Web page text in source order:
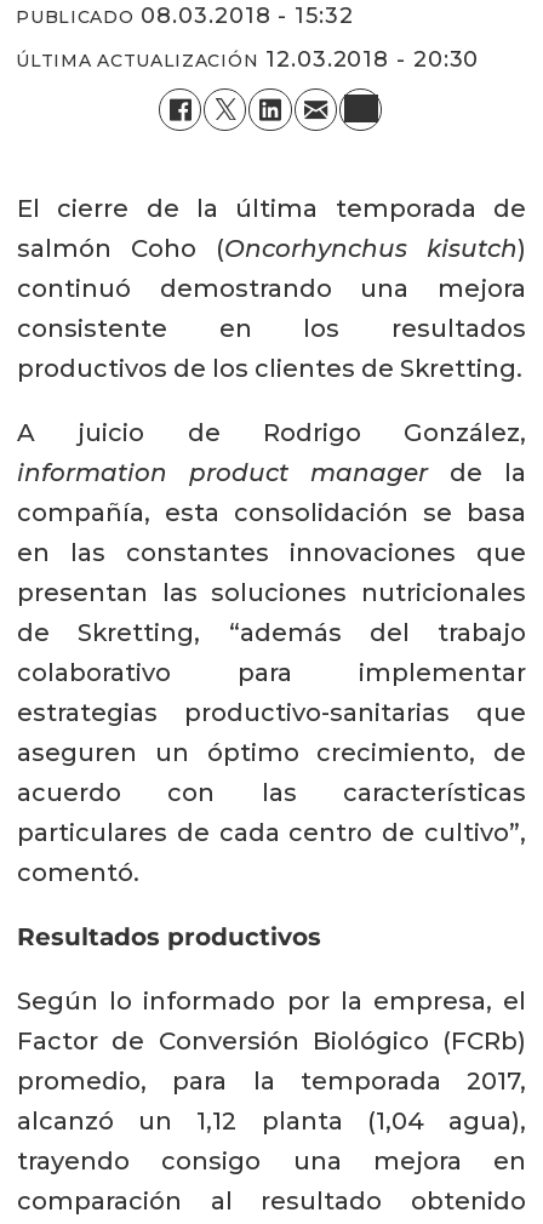
PUBLICADO 08.03.2018 - 15:32
ÚLTIMA ACTUALIZACIÓN 12.03.2018 - 20:30
El cierre de la última temporada de
salmón Coho (Oncorhynchus kisutch)
continuó demostrando una mejora
consistente en los resultados
productivos de los clientes de Skretting.
A juicio de Rodrigo González,
information product manager de la
compañía, esta consolidación se basa
en las constantes innovaciones que
presentan las soluciones nutricionales
de Skretting, “además del trabajo
colaborativo para implementar
estrategias productivo-sanitarias que
aseguren un óptimo crecimiento, de
acuerdo con las características
particulares de cada centro de cultivo”,
comentó.
Resultados productivos
Según lo informado por la empresa, el
Factor de Conversión Biológico (FCRb)
promedio, para la temporada 2017,
alcanzó un 1,12 planta (1,04 agua),
trayendo consigo una mejora en
comparación al resultado obtenido